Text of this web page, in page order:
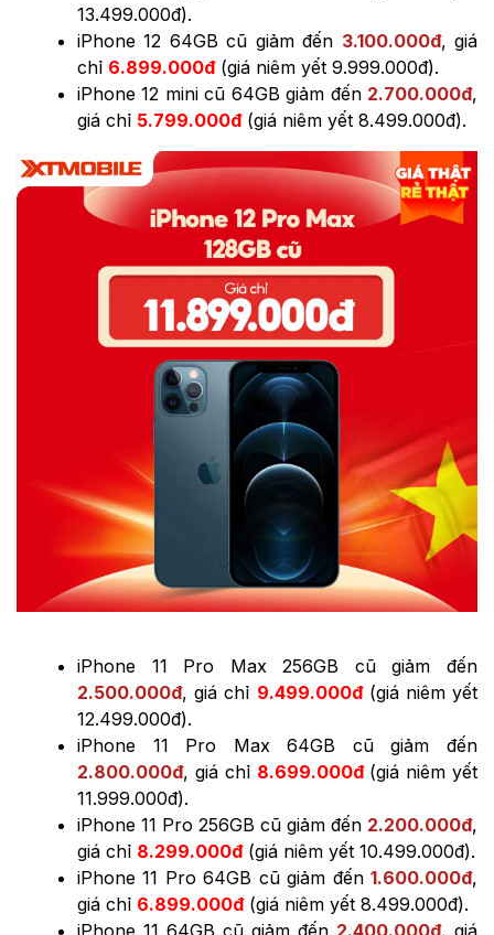
13.499.000đ).
iPhone 12 64GB cũ giảm đến 3.100.000đ, giá
chỉ 6.899.000đ(giá niêm yết 9.999.000đ).
iPhone 12 mini cũ 64GB giảm đến 2.700.000đ,
giá chỉ 5.799.000đ(giá niêm yết 8.499.000đ).
iPhone 11 Pro Max 256GB cũ giảm đến
2.500.000đ, giá chỉ 9.499.000đ(giá niêm yết
12.499.000đ).
iPhone 11 Pro Max 64GB cũ giảm đến
2.800.000đ, giá chỉ 8.699.000đ(giá niêm yết
11.999.000đ).
iPhone 11 Pro 256GB cũ giảm đến 2.200.000đ,
giá chỉ 8.299.000đ(giá niêm yết 10.499.000đ).
iPhone 11 Pro 64GB cũ giảm đến 1.600.000đ,
giá chỉ 6.899.000đ(giá niêm yết 8.499.000đ).
iPhone 11 64GB cũ giảm đến 2.400.000đ, giá